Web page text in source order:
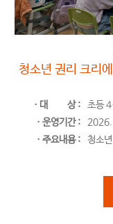
청소년 권리 크리
ㆍ대 상 :
초등
ㆍ운영기간 :
ㆍ주요내용 :
청소